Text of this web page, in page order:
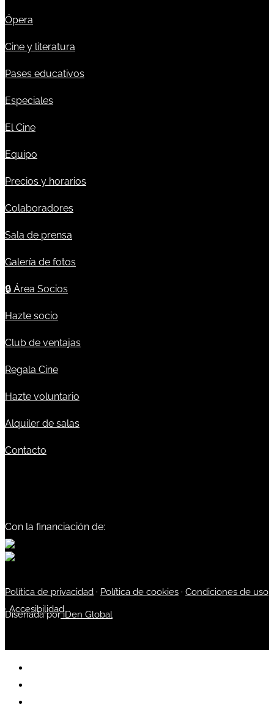
Ópera
Cine y literatura
Pases educativos
Especiales
El Cine
Equipo
Precios y horarios
Colaboradores
Sala de prensa
Galería de fotos
🔒 Área Socios
Hazte socio
Club de ventajas
Regala Cine
Hazte voluntario
Alquiler de salas
Contacto
Con la financiación de:
Política de privacidad · Política de cookies · Condiciones de uso
·Accesibilidad
Diseñada poriDen Global